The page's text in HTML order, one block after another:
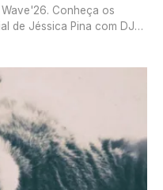
Conheça os
de Jéssica Pina com DJ